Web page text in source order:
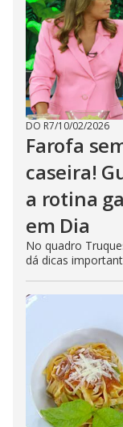
DO R7/10/02/2026
Farofa
caseira!
a rotina
em Dia
No quadro
dá dicas